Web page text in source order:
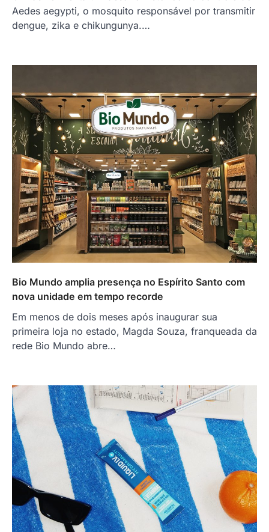
Aedes aegypti, o mosquito responsável por transmitir
dengue, zika e chikungunya.…
Bio Mundo amplia presença no Espírito Santo com
nova unidade em tempo recorde
Em menos de dois meses após inaugurar sua
primeira loja no estado, Magda Souza, franqueada da
rede Bio Mundo abre…